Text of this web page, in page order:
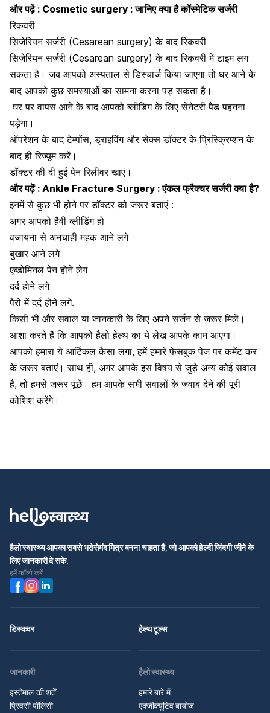
और पढ़ें : Cosmetic surgery : जानिए क्या है कॉस्मेटिक सर्जरी
रिकवरी
सिजेरियन सर्जरी (Cesarean surgery) के बाद रिकवरी
सिजेरियन सर्जरी (Cesarean surgery) के बाद रिकवरी में टाइम लग
सकता है। जब आपको अस्पताल से डिस्चार्ज किया जाएगा तो घर आने के
बाद आपको कुछ समस्याओं का सामना करना पड़ सकता है।
घर पर वापस आने के बाद आपको ब्लीडिंग के लिए सेनेटरी पैड पहनना
पड़ेगा।
ऑपरेशन के बाद टेम्पोंस, ड्राइविंग और सेक्स डॉक्टर के प्रिस्क्रिप्शन के
बाद ही रिज्यूम करें।
डॉक्टर की दी हुईपेन रिलीवरखाएं।
और पढ़ें : Ankle Fracture Surgery : एंकल फ्रैक्चर सर्जरी क्या है?
इनमें से कुछ भी होने पर डॉक्टर को जरूर बताएं :
अगर आपको हैवी ब्लीडिंग हो
वजायना से अनचाही महक आने लगे
बुखार आने लगे
एब्डोमिनल पेन होने लेग
दर्द होने लगे
पैरो में दर्दहोने लगे.
किसी भी और सवाल या जानकारी के लिए अपने सर्जन से जरूर मिलें।
आशा करते हैं कि आपको हैलो हेल्थ का ये लेख आपके काम आएगा।
आपको हमारा ये आर्टिकल कैसा लगा, हमें हमारे फेसबुक पेज पर कमेंट कर
के जरूर बताएं। साथ ही, अगर आपके इस विषय से जुड़े अन्य कोई सवाल
हैं, तो हमसे जरूर पूछें। हम आपके सभी सवालों के जवाब देने की पूरी
कोशिश करेंगे।
हैलो स्वास्थ्य आपका सबसे भरोसेमंद मित्र बनना चाहता है, जो आपको हेल्दी जिंदगी जीने के
लिए जानकारी दे सके.
हमें फॉलो करें
डिस्कवर हेल्थ टूल्स
जानकारी
इस्तेमाल की शर्तें
प्रिवसी पॉलिसी
हैलो स्वास्थ्य
हमारे बारे में
एक्जीक्यूटिव बायोज